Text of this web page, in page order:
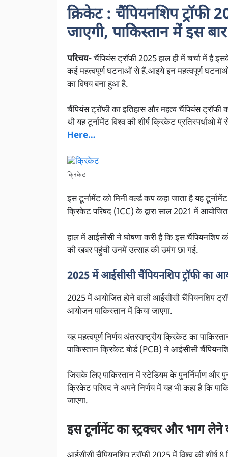
क्रिकेट : चैंपियनशिप ट्रॉफी
जाएगी, पाकिस्तान में इस
परिचय-चैंपियंस ट्रॉफी 2025 हाल ही में चर्चा में है
कई महत्वपूर्ण घटनाओं से हैं.आइये इन महत्वपूर्ण
का विषय बना हुआ है.
चैंपियंस ट्रॉफी का इतिहास और महत्व चैंपियंस
थी यह टूर्नामेंट विश्व की शीर्ष क्रिकेट प्रतिस्पर्धाओ
Here…
क्रिकेट
इस टूर्नामेंट को मिनी वर्ल्ड कप कहा जाता है यह
क्रिकेट परिषद (ICC) के द्वारा साल 2021 में
हाल में आईसीसी ने घोषणा करी है कि इस चैंपियनशिप
की खबर पहुंची उनमें उत्साह की उमंग छा गई.
2025 में आईसीसी चैंपियनशिप ट्रॉफी का
2025 में आयोजित होने वाली आईसीसी चैंपियनशिप
आयोजन पाकिस्तान में किया जाएगा.
यह महत्वपूर्ण निर्णय अंतरराष्ट्रीय क्रिकेट का
पाकिस्तान क्रिकेट बोर्ड (PCB) ने आईसीसी
जिसके लिए पाकिस्तान में स्टेडियम के पुनर्निर्माण और
क्रिकेट परिषद ने अपने निर्णय में यह भी कहा है कि
जाएगा.
इस टूर्नामेंट का स्ट्रक्चर और भाग लेने